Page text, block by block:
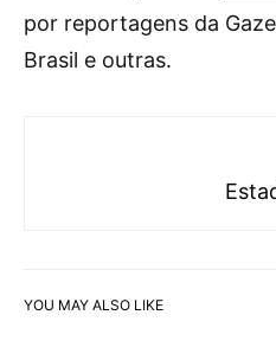
por reportagens da
Brasil e outras.
YOU MAY ALSO LIKE